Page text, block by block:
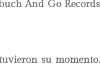
And Go Records
su momento.